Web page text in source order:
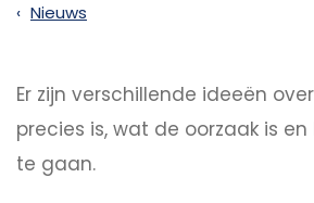
Nieuws
Er zijn verschillende ideeën
precies is, wat de oorzaak is
te gaan.